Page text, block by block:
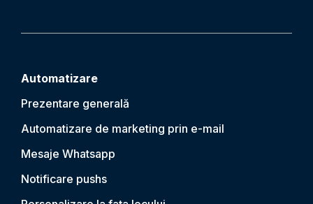
Automatizare
Prezentare generală
Automatizare de marketing prin e-mail
Mesaje Whatsapp
Notificare pushs